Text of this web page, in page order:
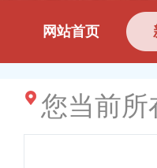
网站首页
您当前所